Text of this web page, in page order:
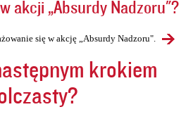
akcji „Absurdy Nadzoru"?
się w akcję „Absurdy Nadzoru".
krokiem